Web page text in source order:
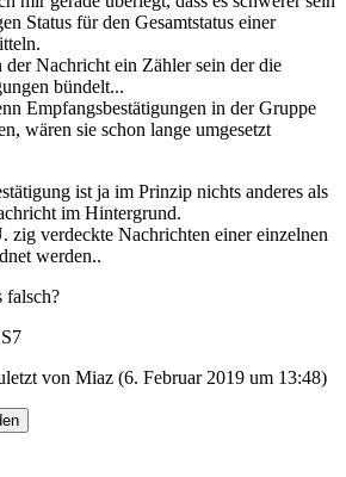
Status für den Gesamtstatus einer
der Nachricht ein Zähler sein der die
bündelt...
Empfangsbestätigungen in der Gruppe
wären sie schon lange umgesetzt
ist ja im Prinzip nichts anderes als
im Hintergrund.
zig verdeckte Nachrichten einer einzelnen
werden..
falsch?
von Miaz (6. Februar 2019 um 13:48)